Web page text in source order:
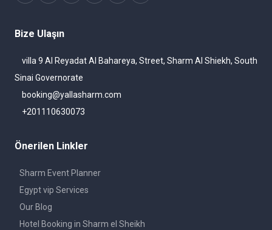
Bize Ulaşın
villa 9 Al Reyadat Al Bahareya, Street, Sharm Al Shiekh, South
Sinai Governorate
booking@yallasharm.com
+201110630073
Önerilen Linkler
Sharm Event Planner
Egypt vip Services
Our Blog
Hotel Booking in Sharm el Sheikh